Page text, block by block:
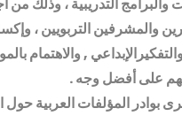
والمشرفين التربويين ،
, والاهتمام
على أفضل وجه.
نرى بوادر المؤلفات العربية حول